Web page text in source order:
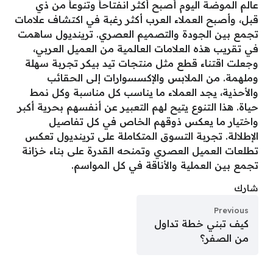
عالم الموضة اليوم أصبح أكثر انفتاحاً وتنوعاً من ذي
قبل، وأصبح العملاء العرب أكثر رغبة في اكتشاف علامات
تجمع بين الجودة والتصميم العصري. ترينديول ساهمت
في تقريب هذه العلامات العالمية من العميل العربي،
وجعلت اقتناء قطع مثل منتجات تيد بيكر تجربة سهلة
وملهمة. من الملابس والإكسسوارات إلى الحقائب
والأحذية، يجد العملاء ما يناسب كل مناسبة وكل نمط
حياة. هذا التنوع يتيح لهم التعبير عن أنفسهم بحرية أكبر
واختيار ما يعكس ذوقهم الخاص في كل تفاصيل
الإطلالة. تجربة التسوق المتكاملة على ترينديول تعكس
تطلعات العميل العصري وتمنحه القدرة على بناء خزانة
تجمع بين العملية والأناقة في كل المواسم.
شارك
Previous
كيف تبني خطة تداول
من الصفر؟